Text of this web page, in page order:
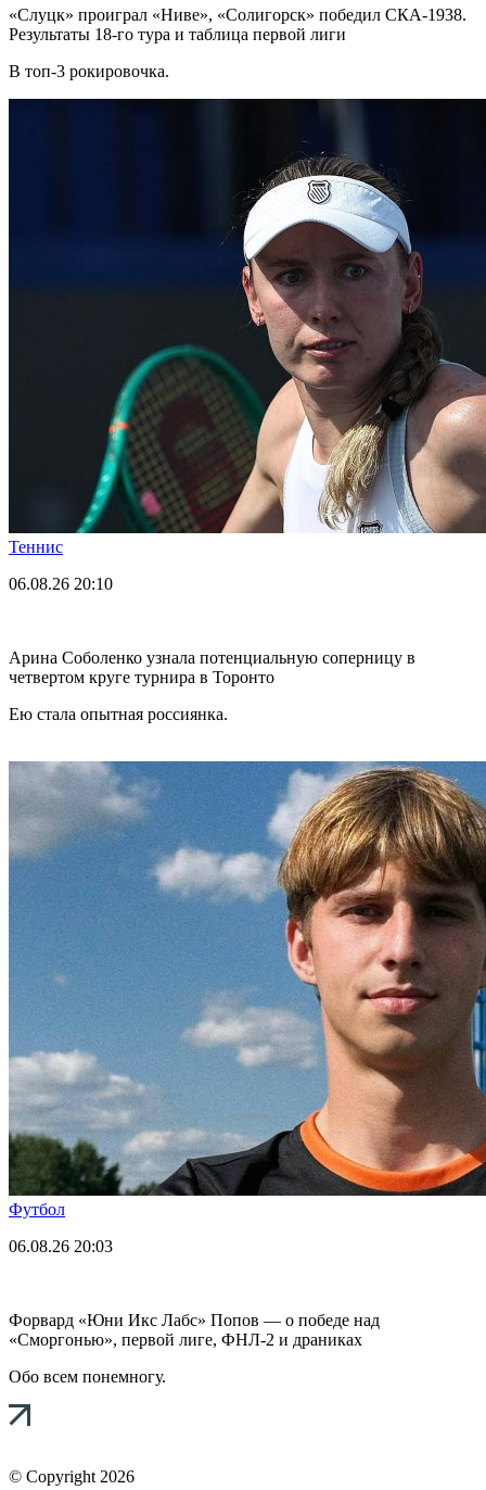
«Слуцк» проиграл «Ниве», «Солигорск» победил СКА-1938.
Результаты 18-го тура и таблица первой лиги
В топ-3 рокировочка.
Теннис
06.08.26 20:10
Арина Соболенко узнала потенциальную соперницу в
четвертом круге турнира в Торонто
Ею стала опытная россиянка.
Футбол
06.08.26 20:03
Форвард «Юни Икс Лабс» Попов — о победе над
«Сморгонью», первой лиге, ФНЛ-2 и драниках
Обо всем понемногу.
© Copyright 2026